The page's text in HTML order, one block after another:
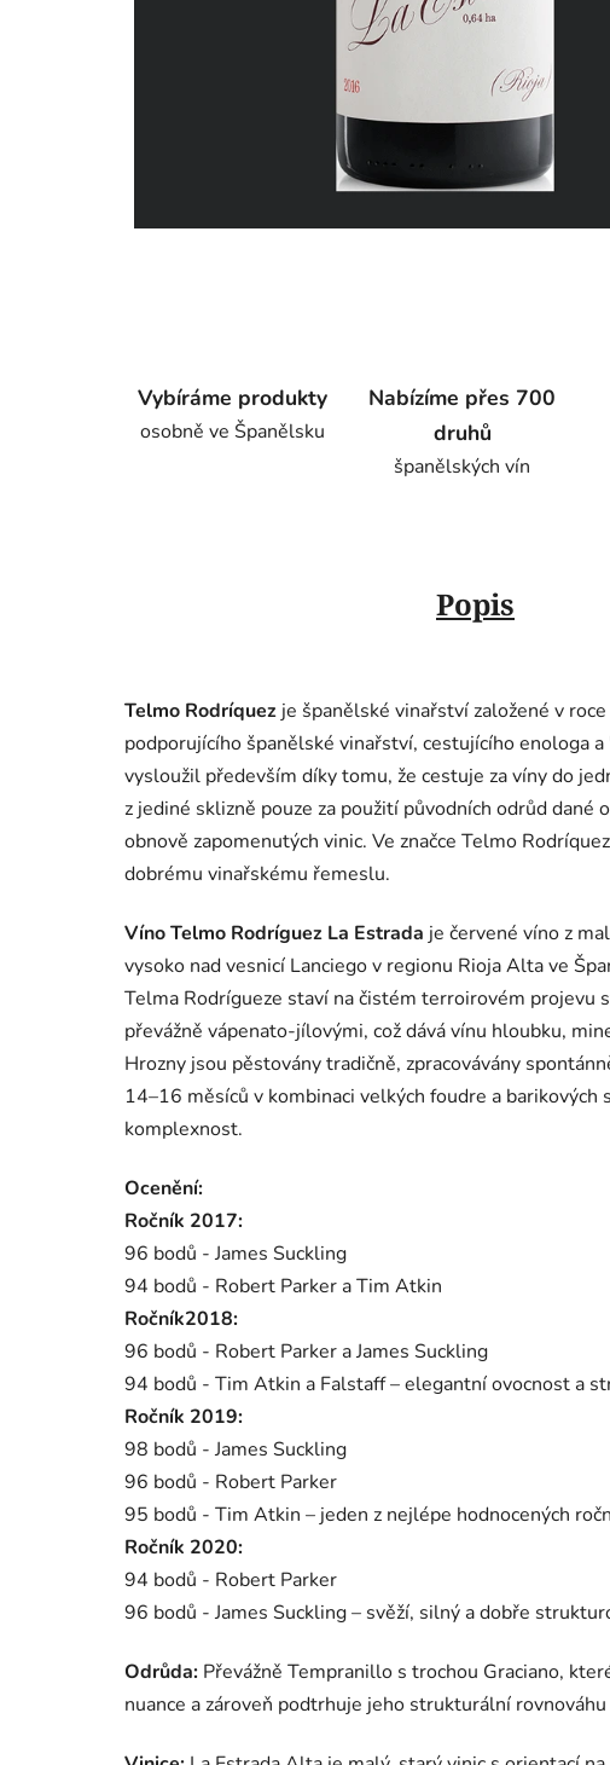
Vybíráme produkty
osobně ve Španělsku
Nabízíme přes 700
druhů
španělských vín
Popis
Telmo Rodríquez je španělské vinařství založené v roce
podporujícího španělské vinařství, cestujícího enologa
vysloužil především díky tomu, že cestuje za víny do
z jediné sklizně pouze za použití původních odrůd
obnově zapomenutých vinic. Ve značce Telmo
dobrému vinařskému řemeslu.
Víno Telmo Rodríguez La Estrada je červené víno z
vysoko nad vesnicí Lanciego v regionu Rioja Alta ve
Telma Rodrígueze staví na čistém terroirovém projevu
převážně vápenato-jílovými, což dává vínu hloubku,
Hrozny jsou pěstovány tradičně, zpracovávány
14–16 měsíců v kombinaci velkých foudre a
komplexnost.
Ocenění:
Ročník 2017:
96 bodů - James Suckling
94 bodů - Robert Parker a Tim Atkin
Ročník2018:
96 bodů - Robert Parker a James Suckling
94 bodů - Tim Atkin a Falstaff – elegantní ovocnost a
Ročník 2019:
98 bodů - James Suckling
96 bodů - Robert Parker
95 bodů - Tim Atkin – jeden z nejlépe hodnocených
Ročník 2020:
94 bodů - Robert Parker
96 bodů - James Suckling – svěží, silný a dobře
Odrůda: Převážně Tempranillo s trochou Graciano,
nuance a zároveň podtrhuje jeho strukturální